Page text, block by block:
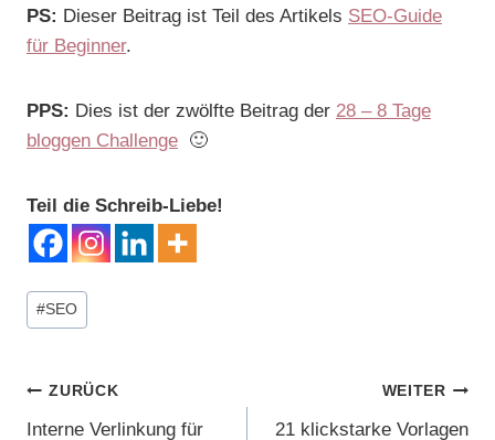
PS: Dieser Beitrag ist Teil des Artikels SEO-Guide
für Beginner.
PPS: Dies ist der zwölfte Beitrag der 28 – 8 Tage
bloggen Challenge 🙂
Teil die Schreib-Liebe!
Schlagworte:
#SEO
BEITRAGSNAVIGATION
ZURÜCK
Interne Verlinkung für
WEITER
21 klickstarke Vorlagen